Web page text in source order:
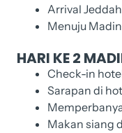
Arrival Jeddah
Menuju
HARI KE 2
Check-in
Sarapan di
Makan siang